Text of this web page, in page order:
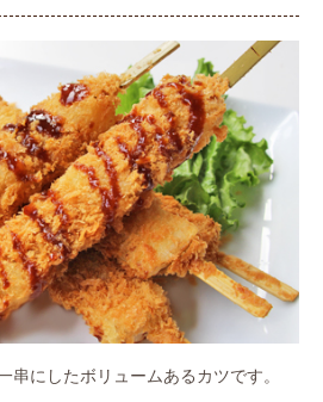
串にしたボリュームあるカツです。